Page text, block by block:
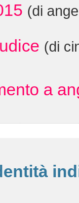
(di
(di
a